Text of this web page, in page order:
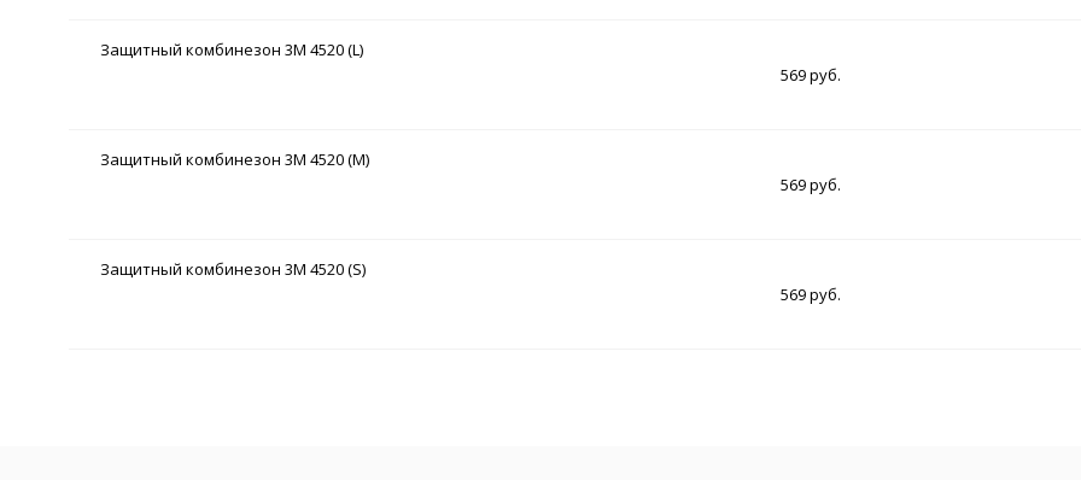
Защитный комбинезон 3M 4520 (L)
569 руб.
Защитный комбинезон 3M 4520 (M)
569 руб.
Защитный комбинезон 3M 4520 (S)
569 руб.